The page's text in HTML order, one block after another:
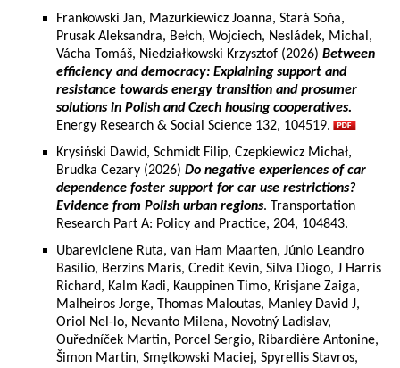
Frankowski Jan, Mazurkiewicz Joanna, Stará Soňa,
Prusak Aleksandra, Bełch, Wojciech, Nesládek, Michal,
Vácha Tomáš, Niedziałkowski Krzysztof (2026) Between
efficiency and democracy: Explaining support and
resistance towards energy transition and prosumer
solutions in Polish and Czech housing cooperatives.
Energy Research & Social Science 132, 104519.
Krysiński Dawid, Schmidt Filip, Czepkiewicz Michał,
Brudka Cezary (2026) Do negative experiences of car
dependence foster support for car use restrictions?
Evidence from Polish urban regions. Transportation
Research Part A: Policy and Practice, 204, 104843.
Ubareviciene Ruta, van Ham Maarten, Júnio Leandro
Basílio, Berzins Maris, Credit Kevin, Silva Diogo, J Harris
Richard, Kalm Kadi, Kauppinen Timo, Krisjane Zaiga,
Malheiros Jorge, Thomas Maloutas, Manley David J,
Oriol Nel-lo, Nevanto Milena, Novotný Ladislav,
Ouředníček Martin, Porcel Sergio, Ribardière Antonine,
Šimon Martin, Smętkowski Maciej, Spyrellis Stavros,